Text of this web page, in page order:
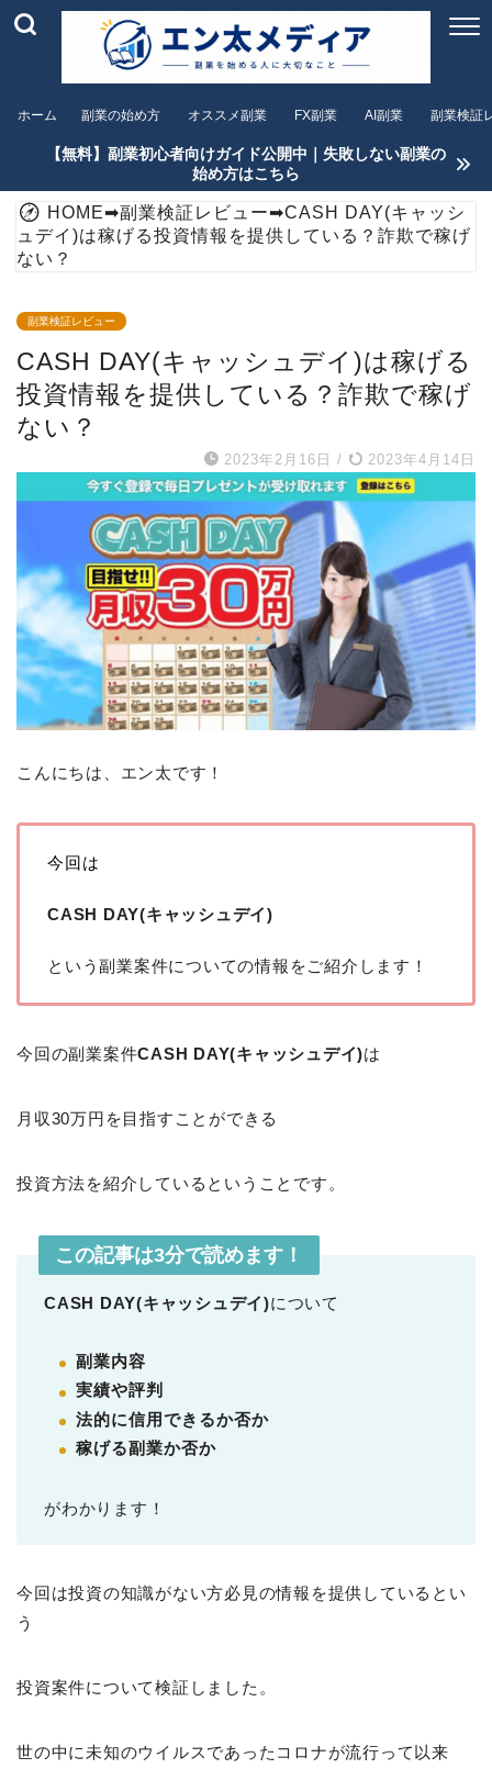
ホーム 副業の始め方 オススメ副業 FX副業 AI副業 副業検証
【無料】副業初心者向けガイド公開中｜失敗しない副業の
始め方はこちら
HOME➡副業検証レビュー➡CASH DAY(キャッシ
ュデイ)は稼げる投資情報を提供している？詐欺で稼げ
ない？
副業検証レビュー
CASH DAY(キャッシュデイ)は稼げる
投資情報を提供している？詐欺で稼げ
ない？
2023年2月16日 / 2023年4月14日
こんにちは、エン太です！
今回は
CASH DAY(キャッシュデイ)
という副業案件についての情報をご紹介します！
今回の副業案件CASH DAY(キャッシュデイ)は
月収30万円を目指すことができる
投資方法を紹介しているということです。
この記事は3分で読めます！
CASH DAY(キャッシュデイ)について
副業内容
実績や評判
法的に信用できるか否か
稼げる副業か否か
がわかります！
今回は投資の知識がない方必見の情報を提供しているとい
う
投資案件について検証しました。
世の中に未知のウイルスであったコロナが流行って以来